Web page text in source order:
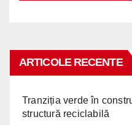
ARTICOLE RECENTE
Tranziția verde în
structură reciclabilă